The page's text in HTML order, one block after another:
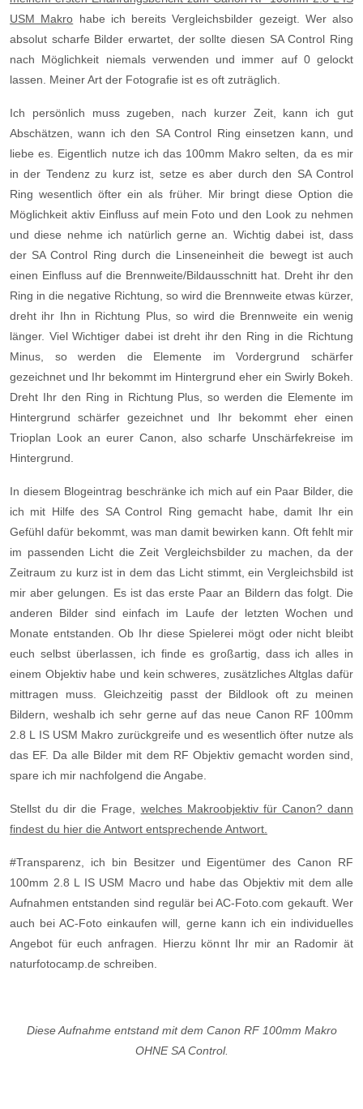
USM Makro habe ich bereits Vergleichsbilder gezeigt. Wer also
absolut scharfe Bilder erwartet, der sollte diesen SA Control Ring
nach Möglichkeit niemals verwenden und immer auf 0 gelockt
lassen. Meiner Art der Fotografie ist es oft zuträglich.
Ich persönlich muss zugeben, nach kurzer Zeit, kann ich gut
Abschätzen, wann ich den SA Control Ring einsetzen kann, und
liebe es. Eigentlich nutze ich das 100mm Makro selten, da es mir
in der Tendenz zu kurz ist, setze es aber durch den SA Control
Ring wesentlich öfter ein als früher. Mir bringt diese Option die
Möglichkeit aktiv Einfluss auf mein Foto und den Look zu nehmen
und diese nehme ich natürlich gerne an. Wichtig dabei ist, dass
der SA Control Ring durch die Linseneinheit die bewegt ist auch
einen Einfluss auf die Brennweite/Bildausschnitt hat. Dreht ihr den
Ring in die negative Richtung, so wird die Brennweite etwas kürzer,
dreht ihr Ihn in Richtung Plus, so wird die Brennweite ein wenig
länger. Viel Wichtiger dabei ist dreht ihr den Ring in die Richtung
Minus, so werden die Elemente im Vordergrund schärfer
gezeichnet und Ihr bekommt im Hintergrund eher ein Swirly Bokeh.
Dreht Ihr den Ring in Richtung Plus, so werden die Elemente im
Hintergrund schärfer gezeichnet und Ihr bekommt eher einen
Trioplan Look an eurer Canon, also scharfe Unschärfekreise im
Hintergrund.
In diesem Blogeintrag beschränke ich mich auf ein Paar Bilder, die
ich mit Hilfe des SA Control Ring gemacht habe, damit Ihr ein
Gefühl dafür bekommt, was man damit bewirken kann. Oft fehlt mir
im passenden Licht die Zeit Vergleichsbilder zu machen, da der
Zeitraum zu kurz ist in dem das Licht stimmt, ein Vergleichsbild ist
mir aber gelungen. Es ist das erste Paar an Bildern das folgt. Die
anderen Bilder sind einfach im Laufe der letzten Wochen und
Monate entstanden. Ob Ihr diese Spielerei mögt oder nicht bleibt
euch selbst überlassen, ich finde es großartig, dass ich alles in
einem Objektiv habe und kein schweres, zusätzliches Altglas dafür
mittragen muss. Gleichzeitig passt der Bildlook oft zu meinen
Bildern, weshalb ich sehr gerne auf das neue Canon RF 100mm
2.8 L IS USM Makro zurückgreife und es wesentlich öfter nutze als
das EF. Da alle Bilder mit dem RF Objektiv gemacht worden sind,
spare ich mir nachfolgend die Angabe.
Stellst du dir die Frage, welches Makroobjektiv für Canon? dann
findest du hier die Antwort entsprechende Antwort.
#Transparenz, ich bin Besitzer und Eigentümer des Canon RF
100mm 2.8 L IS USM Macro und habe das Objektiv mit dem alle
Aufnahmen entstanden sind regulär bei AC-Foto.com gekauft. Wer
auch bei AC-Foto einkaufen will, gerne kann ich ein individuelles
Angebot für euch anfragen. Hierzu könnt Ihr mir an Radomir ät
naturfotocamp.de schreiben.
Diese Aufnahme entstand mit dem Canon RF 100mm Makro
OHNE SA Control.